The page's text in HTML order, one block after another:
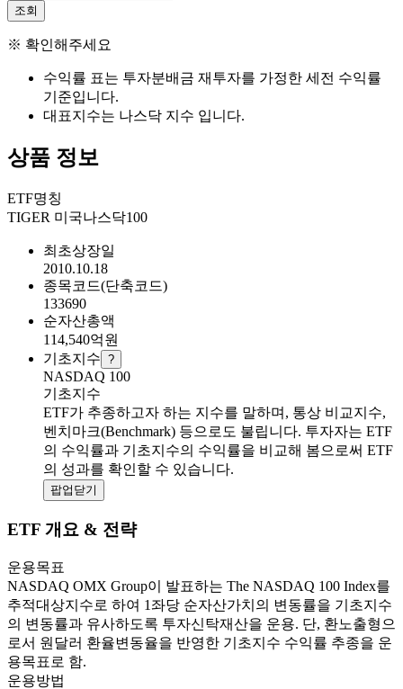
조회
※ 확인해주세요
수익률 표는 투자분배금 재투자를 가정한 세전 수익률
기준입니다.
대표지수는 나스닥 지수 입니다.
상품 정보
ETF명칭
TIGER 미국나스닥100
최초상장일
2010.10.18
종목코드(단축코드)
133690
순자산총액
114,540억원
기초지수 ?
NASDAQ 100
기초지수
ETF가 추종하고자 하는 지수를 말하며, 통상 비교지수,
벤치마크(Benchmark) 등으로도 불립니다. 투자자는 ETF
의 수익률과 기초지수의 수익률을 비교해 봄으로써 ETF
의 성과를 확인할 수 있습니다.
팝업닫기
ETF 개요 & 전략
운용목표
NASDAQ OMX Group이 발표하는 The NASDAQ 100 Index를
추적대상지수로 하여 1좌당 순자산가치의 변동률을 기초지수
의 변동률과 유사하도록 투자신탁재산을 운용. 단, 환노출형으
로서 원달러 환율변동율을 반영한 기초지수 수익률 추종을 운
용목표로 함.
운용방법